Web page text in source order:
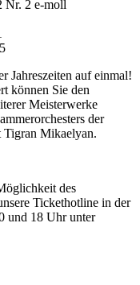
Nr. 2 e-moll
Jahreszeiten auf einmal!
können Sie den
Meisterwerke
der
Tigran Mikaelyan.
des
Tickethotline in der
und 18 Uhr unter